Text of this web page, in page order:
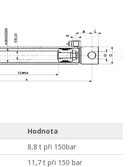
Hodnota
8,8 t při 150bar
11,7 t při 150 bar